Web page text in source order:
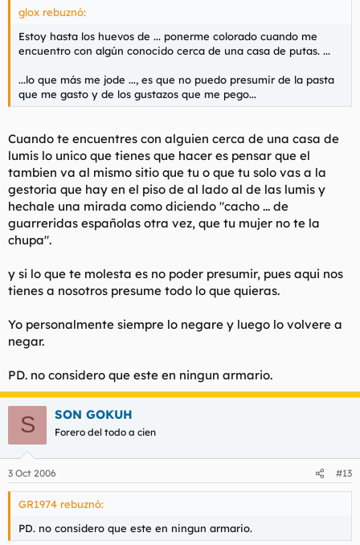
glox rebuznó:
Estoy hasta los huevos de ... ponerme colorado cuando me
encuentro con algún conocido cerca de una casa de putas. ...
...lo que más me jode ..., es que no puedo presumir de la pasta
que me gasto y de los gustazos que me pego...
Cuando te encuentres con alguien cerca de una casa de
lumis lo unico que tienes que hacer es pensar que el
tambien va al mismo sitio que tu o que tu solo vas a la
gestoria que hay en el piso de al lado al de las lumis y
hechale una mirada como diciendo "cacho ... de
guarreridas españolas otra vez, que tu mujer no te la
chupa".
y si lo que te molesta es no poder presumir, pues aqui nos
tienes a nosotros presume todo lo que quieras.
Yo personalmente siempre lo negare y luego lo volvere a
negar.
PD. no considero que este en ningun armario.
S SON GOKUH
Forero del todo a cien
3 Oct 2006 #13
GR1974 rebuznó:
PD. no considero que este en ningun armario.